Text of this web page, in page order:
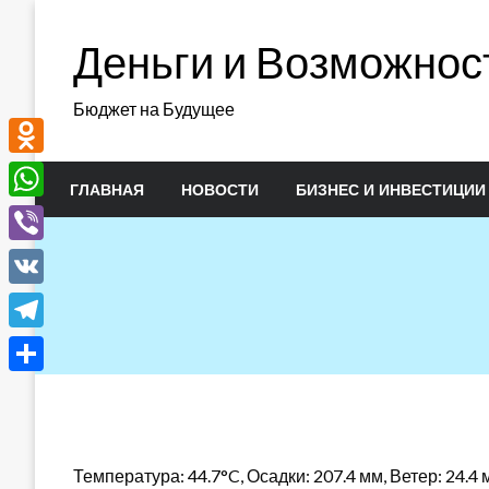
содержимомуДеньги и
Бюджет на Будущее
ГЛАВНАЯ НОВОСТИ БИЗНЕС И ИНВЕСТИЦИИ
Температура: 44.7°C, Осадки: 207.4 мм, Ветер: 24.4
Odnoklassniki
WhatsApp
Viber
VK
Telegram